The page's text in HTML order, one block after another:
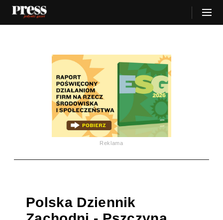
Reklama
Polska Dziennik